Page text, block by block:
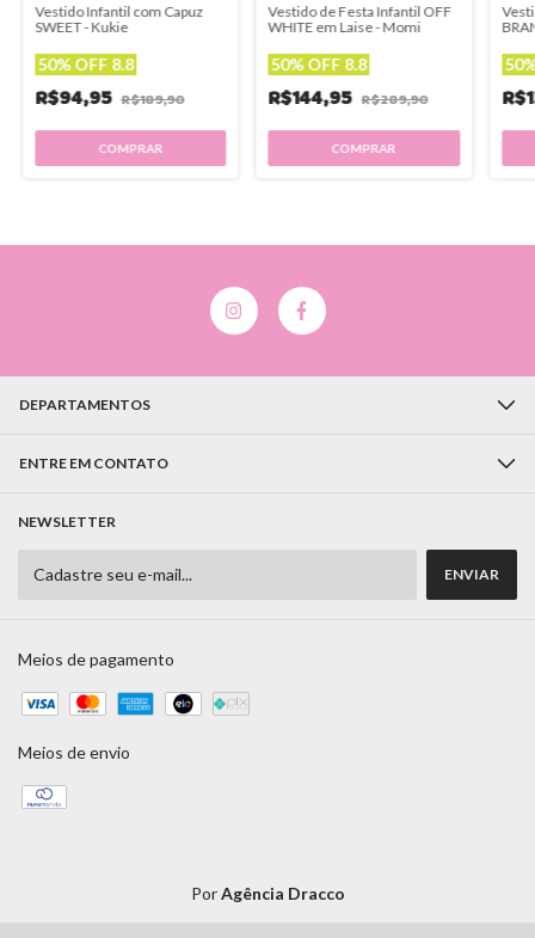
Vestido Infantil com Capuz
SWEET - Kukie
50% OFF 8.8
R$94,95 R$189,90
COMPRAR
Vestido de Festa Infantil OFF
WHITE em Laise - Momi
50% OFF 8.8
R$144,95 R$289,90
COMPRAR
DEPARTAMENTOS
ENTRE EM CONTATO
NEWSLETTER
Meios de pagamento
Meios de envio
PorAgência Dracco